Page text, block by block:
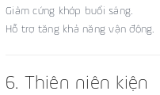
Giảm cứng khớp buổi sáng.
Hỗ trợ tăng khả năng vận động.
6. Thiên niên kiện